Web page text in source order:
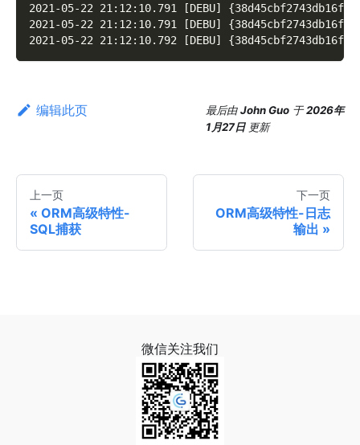
2021-05-22 21:12:10.791 [DEBU]
2021-05-22 21:12:10.791 [DEBU]
2021-05-22 21:12:10.792 [DEBU]
编辑此页 最后由John Guo 于2026年
1月27日 更新
上一页
ORM高级特性-
SQL捕获
下一页
ORM高级特性-日志
输出
微信关注我们